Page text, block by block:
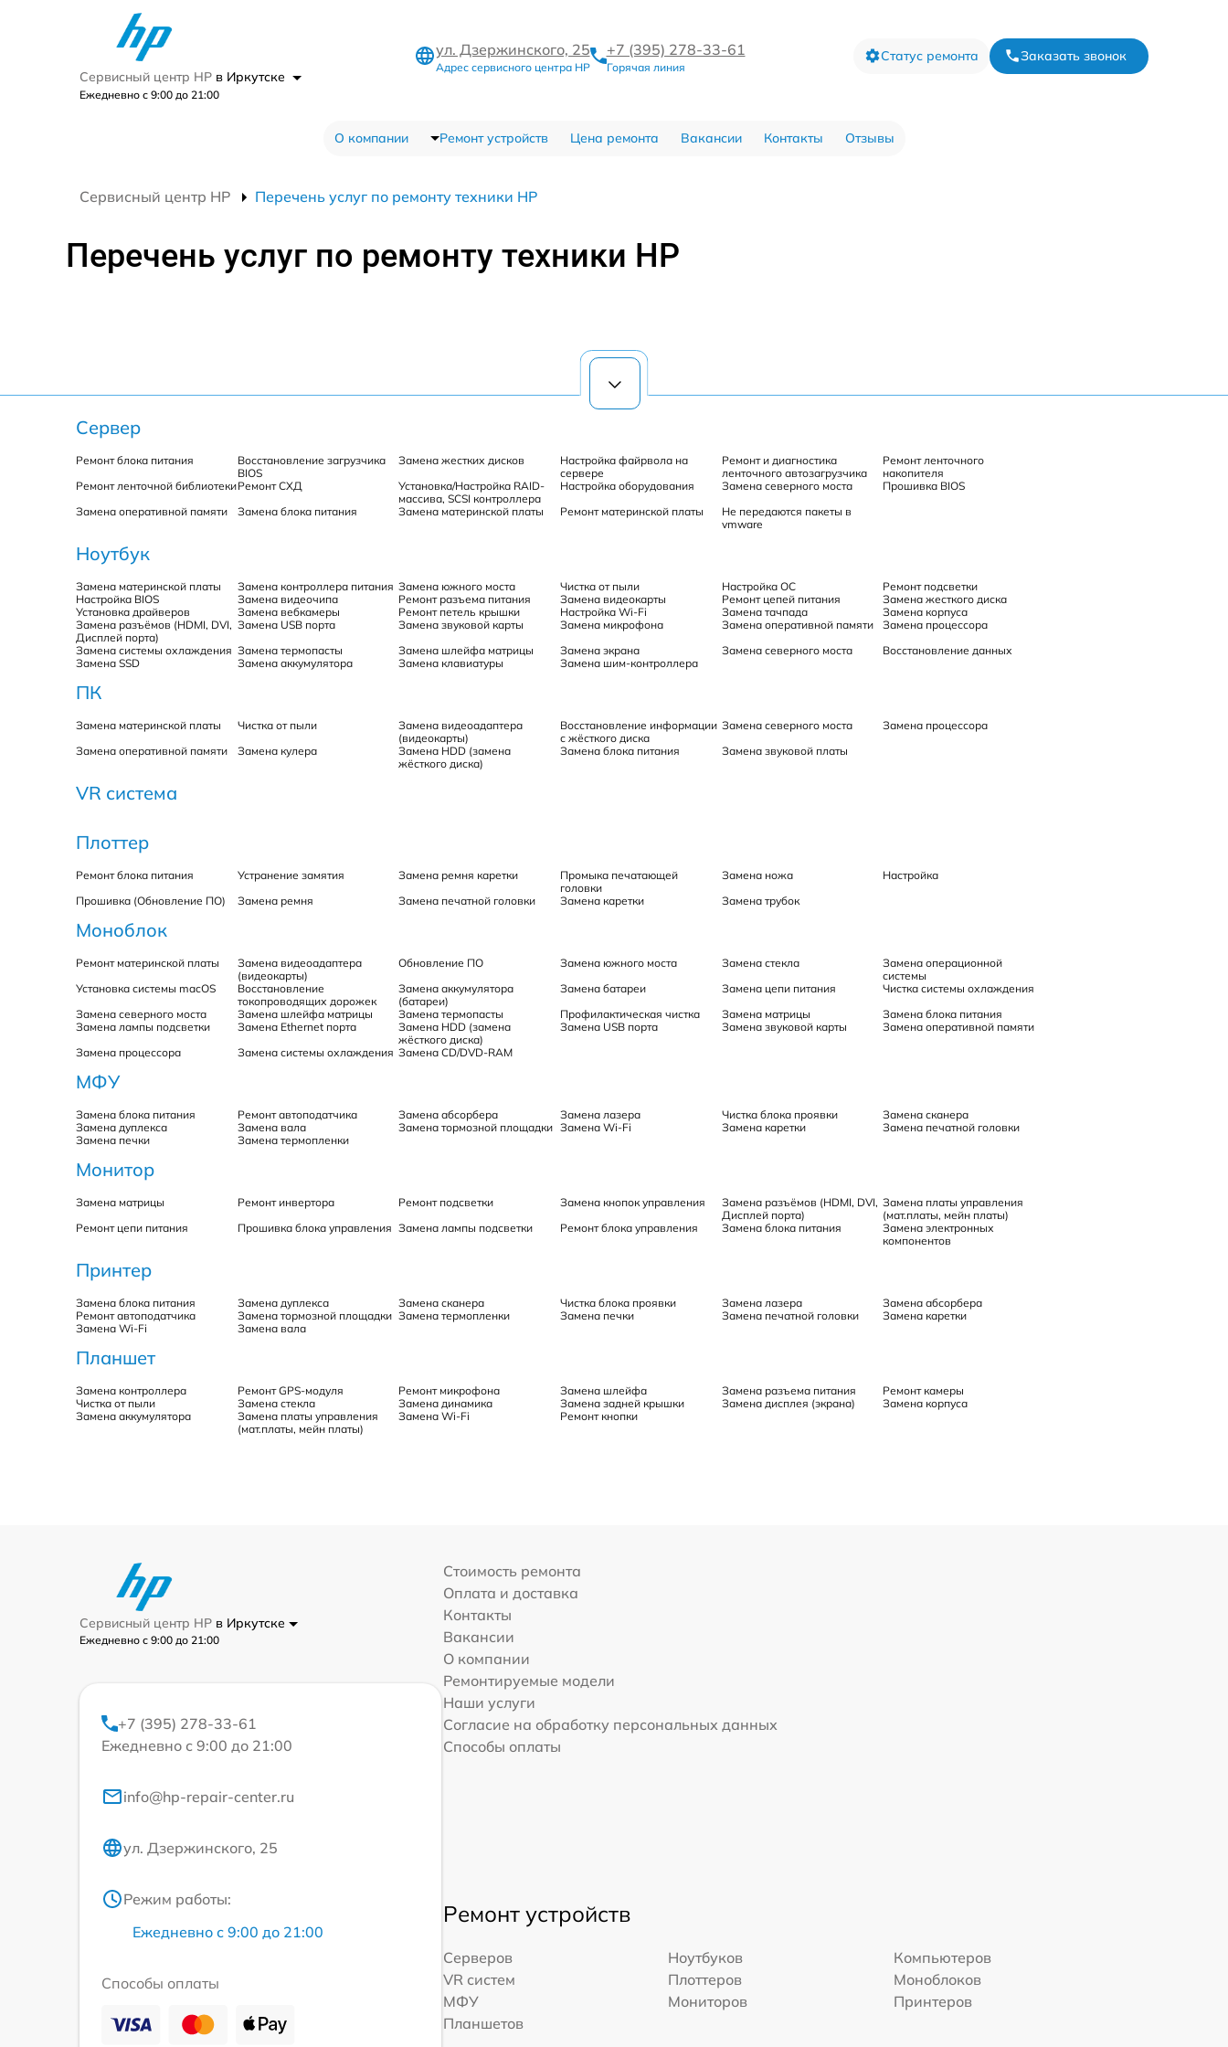
Сервисный центр HP в Иркутске
Ежедневно с 9:00 до 21:00
ул. Дзержинского, 25
Адрес сервисного центра HP
+7 (395) 278-33-61
Горячая линия
Статус ремонта Заказать звонок
О компании Ремонт устройств Цена ремонта Вакансии Контакты Отзывы
Сервисный центр HP Перечень услуг по ремонту техники HP
Перечень услуг по ремонту техники HP
Сервер
Ремонт блока питания
Восстановление загрузчика
BIOS
Замена жестких дисков
Настройка файрвола на
сервере
Ремонт и диагностика
ленточного автозагрузчика
Ремонт ленточного
накопителя
Ремонт ленточной библиотекиРемонт СХД
Установка/Настройка RAID-
массива, SCSI контроллера
Настройка оборудования Замена северного моста
Прошивка BIOS
Замена оперативной памяти
Замена блока питания Замена материнской платы Ремонт материнской платы
Не передаются пакеты в
vmware
Ноутбук
Замена материнской платы Замена контроллера питания Замена южного моста Чистка от пыли Настройка ОС
Ремонт подсветки
Настройка BIOS
Замена видеочипа Ремонт разъема питания Замена видеокарты Ремонт цепей питания
Замена жесткого диска
Установка драйверов
Замена вебкамеры Ремонт петель крышки Настройка Wi-Fi Замена тачпада
Замена корпуса
Замена разъёмов (HDMI, DVI,
Дисплей порта)
Замена USB порта Замена звуковой карты Замена микрофона Замена оперативной памяти
Замена процессора
Замена системы охлаждения Замена термопасты Замена шлейфа матрицы Замена экрана Замена северного моста
Восстановление данных
Замена SSD
Замена аккумулятора Замена клавиатуры Замена шим-контроллера
ПК
Замена материнской платы Чистка от пыли
Замена видеоадаптера
(видеокарты)
Восстановление информации
с жёсткого диска
Замена северного моста
Замена процессора
Замена оперативной памяти
Замена кулера
Замена HDD (замена
жёсткого диска)
Замена блока питания Замена звуковой платы
VR система
Плоттер
Ремонт блока питания Устранение замятия Замена ремня каретки
Промыка печатающей
головки
Замена ножа
Настройка
Прошивка (Обновление ПО)
Замена ремня Замена печатной головки Замена каретки Замена трубок
Моноблок
Ремонт материнской платы
Замена видеоадаптера
(видеокарты)
Обновление ПО Замена южного моста Замена стекла
Замена операционной
системы
Установка системы macOS
Восстановление
токопроводящих дорожек
Замена аккумулятора
(батареи)
Замена батареи Замена цепи питания
Чистка системы охлаждения
Замена северного моста
Замена шлейфа матрицы Замена термопасты Профилактическая чистка Замена матрицы
Замена блока питания
Замена лампы подсветки
Замена Ethernet порта
Замена HDD (замена
жёсткого диска)
Замена USB порта Замена звуковой карты
Замена оперативной памяти
Замена процессора
Замена системы охлаждения Замена CD/DVD-RAM
МФУ
Замена блока питания Ремонт автоподатчика Замена абсорбера Замена лазера Чистка блока проявки
Замена сканера
Замена дуплекса
Замена вала Замена тормозной площадки Замена Wi-Fi Замена каретки
Замена печатной головки
Замена печки
Замена термопленки
Монитор
Замена матрицы Ремонт инвертора Ремонт подсветки Замена кнопок управления
Замена разъёмов (HDMI, DVI,
Дисплей порта)
Замена платы управления
(мат.платы, мейн платы)
Ремонт цепи питания
Прошивка блока управления Замена лампы подсветки Ремонт блока управления Замена блока питания
Замена электронных
компонентов
Принтер
Замена блока питания Замена дуплекса Замена сканера Чистка блока проявки Замена лазера
Замена абсорбера
Ремонт автоподатчика
Замена тормозной площадки Замена термопленки Замена печки Замена печатной головки
Замена каретки
Замена Wi-Fi
Замена вала
Планшет
Замена контроллера Ремонт GPS-модуля Ремонт микрофона Замена шлейфа Замена разъема питания
Ремонт камеры
Чистка от пыли
Замена стекла Замена динамика Замена задней крышки Замена дисплея (экрана)
Замена корпуса
Замена аккумулятора
Замена платы управления
(мат.платы, мейн платы)
Замена Wi-Fi Ремонт кнопки
Сервисный центр HP в Иркутске
Ежедневно с 9:00 до 21:00
+7 (395) 278-33-61
Ежедневно с 9:00 до 21:00
info@hp-repair-center.ru
ул. Дзержинского, 25
Режим работы:
Ежедневно с 9:00 до 21:00
Способы оплаты
Стоимость ремонта
Оплата и доставка
Контакты
Вакансии
О компании
Ремонтируемые модели
Наши услуги
Согласие на обработку персональных данных
Способы оплаты
Ремонт устройств
Серверов Ноутбуков
Компьютеров
VR систем
Плоттеров
Моноблоков
МФУ
Мониторов
Принтеров
Планшетов